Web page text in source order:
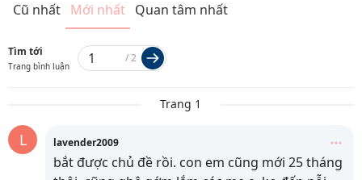
Cũ nhất Mới nhất Quan tâm nhất
Tìm tới
Trang bình luận
/2
Trang 1
L lavender2009
bắt được chủ đề rồi. con em cũng mới 25 tháng